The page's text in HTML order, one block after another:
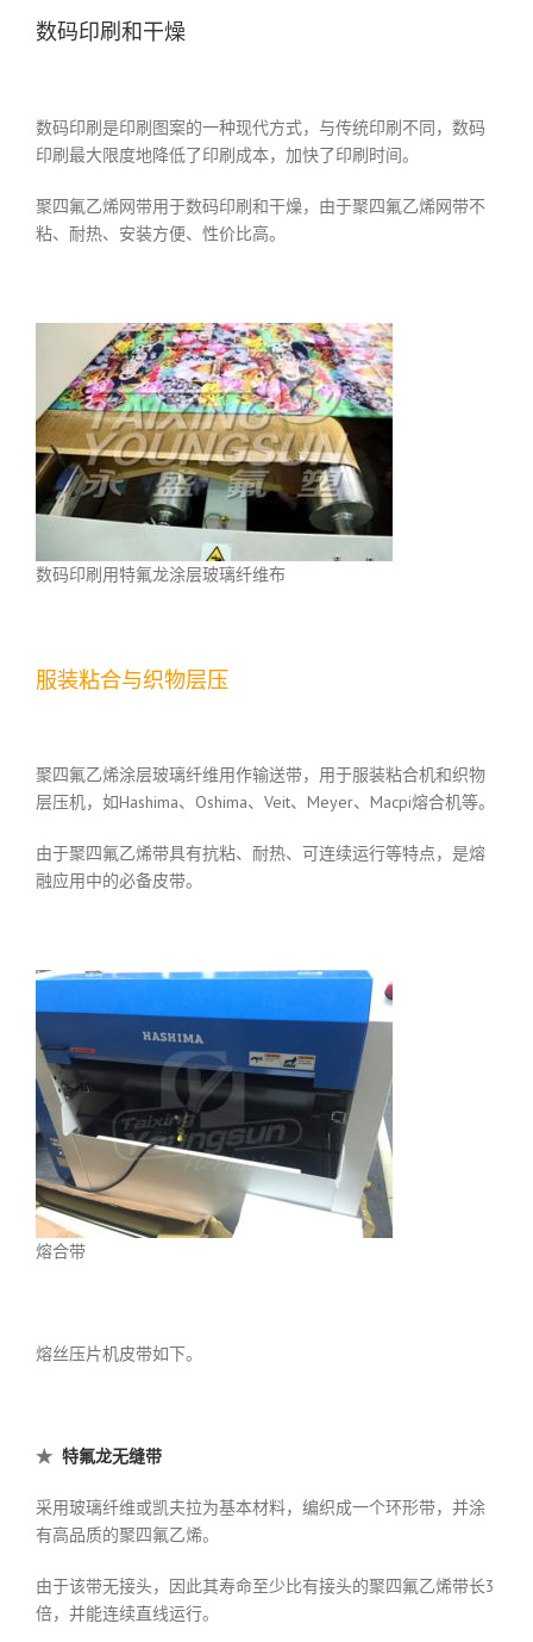
数码印刷和干燥
数码印刷是印刷图案的一种现代方式，与传统印刷不同，数码
印刷最大限度地降低了印刷成本，加快了印刷时间。
聚四氟乙烯网带用于数码印刷和干燥，由于聚四氟乙烯网带不
粘、耐热、安装方便、性价比高。
数码印刷用特氟龙涂层玻璃纤维布
服装粘合与织物层压
聚四氟乙烯涂层玻璃纤维用作输送带，用于服装粘合机和织物
层压机，如Hashima、Oshima、Veit、Meyer、Macpi熔合机等。
由于聚四氟乙烯带具有抗粘、耐热、可连续运行等特点，是熔
融应用中的必备皮带。
熔合带
熔丝压片机皮带如下。
★ 特氟龙无缝带
采用玻璃纤维或凯夫拉为基本材料，编织成一个环形带，并涂
有高品质的聚四氟乙烯。
由于该带无接头，因此其寿命至少比有接头的聚四氟乙烯带长3
倍，并能连续直线运行。